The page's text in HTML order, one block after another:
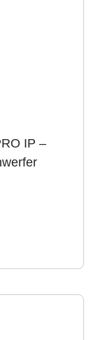
IP –